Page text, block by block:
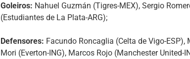
Goleiros: Nahuel Guzmán (Tigres-MEX), Sergio
(Estudiantes de La Plata-ARG);
Defensores: Facundo Roncaglia (Celta de Vigo-
Mori (Everton-ING), Marcos Rojo (Manchester United-